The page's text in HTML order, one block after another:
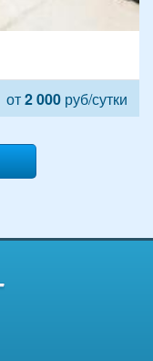
от2 000 руб/сутки